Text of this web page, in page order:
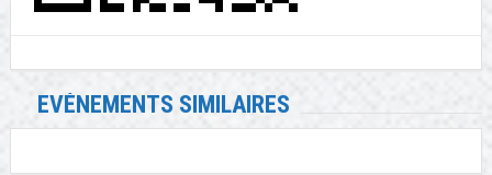
EVÉNEMENTS SIMILAIRES